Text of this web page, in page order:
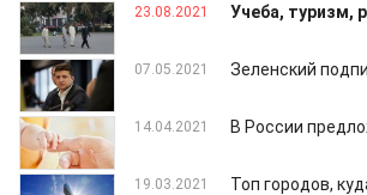
23.08.2021 Учеба, туризм,
07.05.2021 Зеленский
14.04.2021 В России
19.03.2021 Топ городов,